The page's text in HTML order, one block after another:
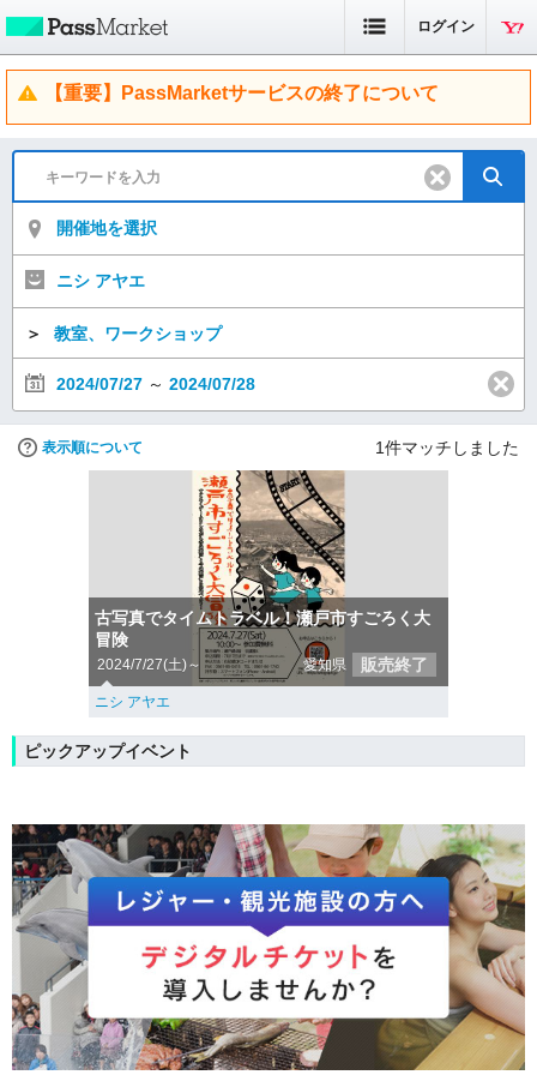
ログイン
【重要】PassMarketサービスの終了について
開催地を選択
ニシ アヤエ
＞ 教室、ワークショップ
2024/07/27 ～ 2024/07/28
表示順について 1件マッチしました
古写真でタイムトラベル！瀬戸市すごろく大
冒険
2024/7/27(土)～ 愛知県 販売終了
ニシ アヤエ
ピックアップイベント